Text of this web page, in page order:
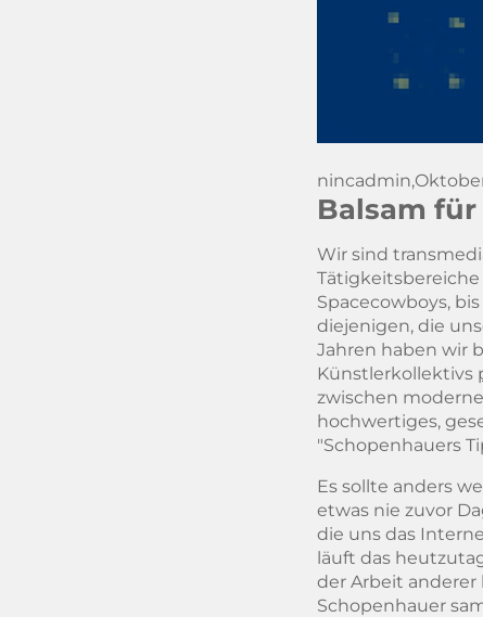
nincadmin,
Balsam
Wir sind
Spacecowboys,
diejenigen, die
Jahren haben wir
Künstlerkollektivs
zwischen
hochwertiges,
"Schopenhauers
Es sollte anders
etwas nie zuvor
die uns das
läuft das
der Arbeit anderer
Schopenhauer